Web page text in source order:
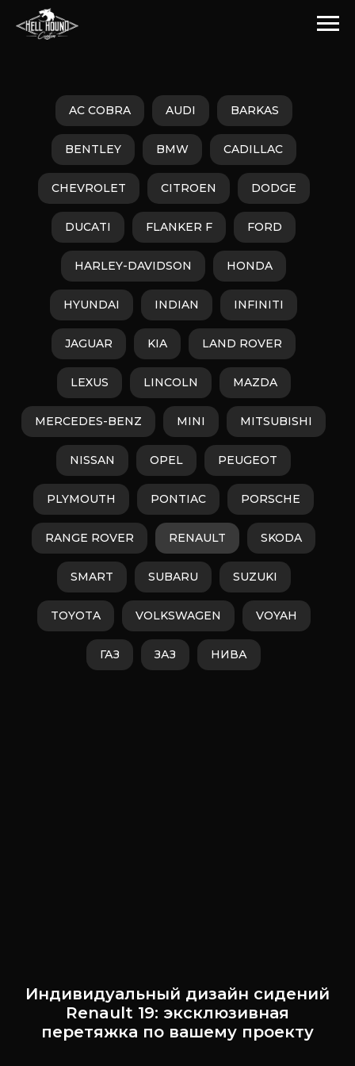
AC COBRA AUDI BARKAS
BENTLEY BMW CADILLAC
CHEVROLET CITROEN DODGE
DUCATI FLANKER F FORD
HARLEY-DAVIDSON HONDA
HYUNDAI INDIAN INFINITI
JAGUAR KIA LAND ROVER
LEXUS LINCOLN MAZDA
MERCEDES-BENZ MINI MITSUBISHI
NISSAN OPEL PEUGEOT
PLYMOUTH PONTIAC PORSCHE
RANGE ROVER RENAULT SKODA
SMART SUBARU SUZUKI
TOYOTA VOLKSWAGEN VOYAH
ГАЗ ЗАЗ НИВА
Индивидуальный дизайн сидений
Renault 19: эксклюзивная
перетяжка по вашему проекту